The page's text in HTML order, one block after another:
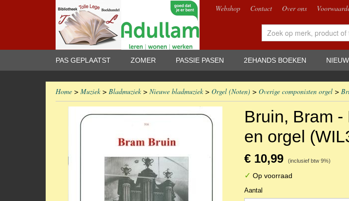
Webshop Contact Over ons
PAS GEPLAATST ZOMER PASSIE PASEN 2EHANDS BOEKEN
Home > Muziek> Bladmuziek> Nieuwe bladmuziek> Orgel (Noten) > Overige componisten orgel >
Bruin, Bram
en orgel
€ 10,99 (inclusief btw 9%)
✓ Op voorraad
Aantal